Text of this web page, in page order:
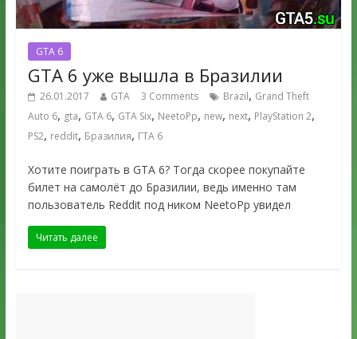
GTA 6
GTA 6 уже вышла в Бразилии
26.01.2017 GTA 3 Comments Brazil, Grand Theft
Auto 6, gta, GTA 6, GTA Six, NeetoPp, new, next, PlayStation 2,
PS2, reddit, Бразилия, ГТА 6
Хотите поиграть в GTA 6? Тогда скорее покупайте
билет на самолёт до Бразилии, ведь именно там
пользователь Reddit под ником NeetoPp увидел
Читать далее